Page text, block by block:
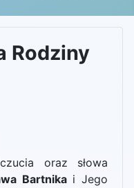
Rodziny
oraz słowa
Bartnikai Jego